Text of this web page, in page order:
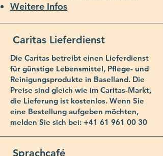
Weitere Infos
Caritas Lieferdienst
Die Caritas betreibt einen Lieferdienst
für günstige Lebensmittel, Pflege- und
Reinigungsprodukte in Baselland. Die
Preise sind gleich wie im Caritas-Markt,
die Lieferung ist kostenlos. Wenn Sie
eine Bestellung aufgeben möchten,
melden Sie sich bei: +41 61 961 00 30
Sprachcafé